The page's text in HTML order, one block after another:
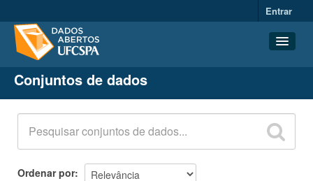
Entrar
Conjuntos de dados
Organizações
Grupos
Sobre
Conjuntos de dados
Ordenar por